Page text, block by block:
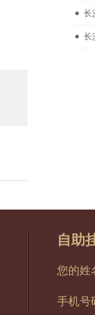
长
长
自助
您的姓
手机号